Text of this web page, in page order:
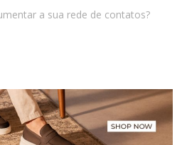
a sua rede de contatos?